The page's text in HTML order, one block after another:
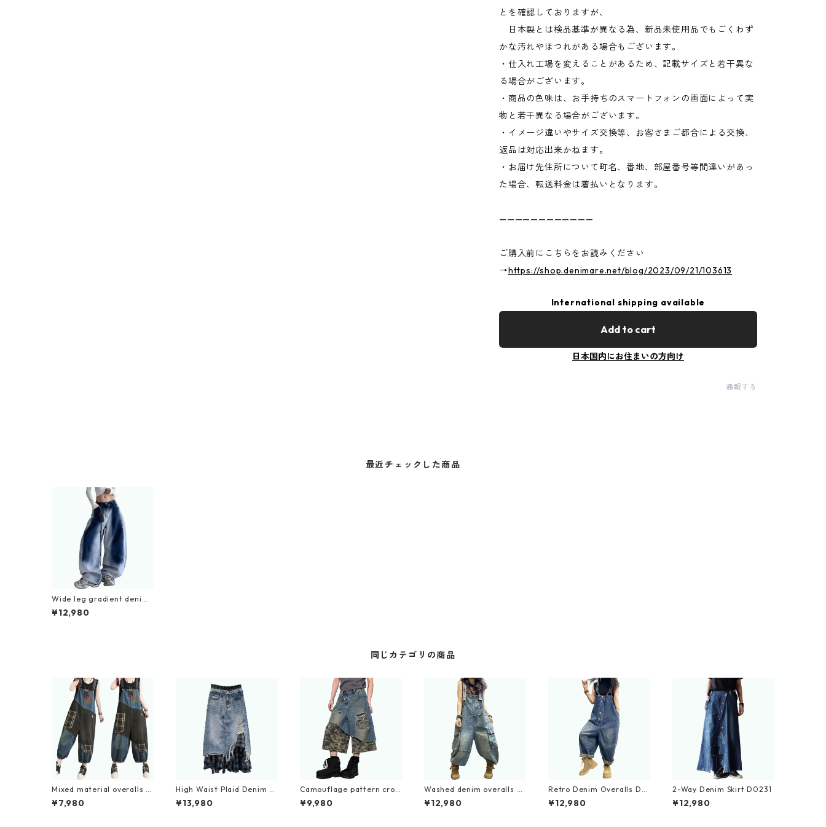
とを確認しておりますが、
日本製とは検品基準が異なる為、新品未使用品でもごくわず
かな汚れやほつれがある場合もございます。
・仕入れ工場を変えることがあるため、記載サイズと若干異な
る場合がございます。
・商品の色味は、お手持ちのスマートフォンの画面によって実
物と若干異なる場合がございます。
・イメージ違いやサイズ交換等、お客さまご都合による交換、
返品は対応出来かねます。
・お届け先住所について町名、番地、部屋番号等間違いがあっ
た場合、転送料金は着払いとなります。
————————————
ご購入前にこちらをお読みください
→https://shop.denimare.net/blog/2023/09/21/103613
International shipping available
Add to cart
日本国内にお住まいの方向け
通報する
最近チェックした商品
Wide leg gradient denim j
eans D0192
¥12,980
同じカテゴリの商品
Mixed material overalls D
0082
¥7,980
High Waist Plaid Denim Sk
irt D0056
¥13,980
Camouflage pattern crop
ped wide denim jeans D01
00
¥9,980
Washed denim overalls D
0234
¥12,980
Retro Denim Overalls D0
233
¥12,980
2-Way Denim Skirt D0231
¥12,980